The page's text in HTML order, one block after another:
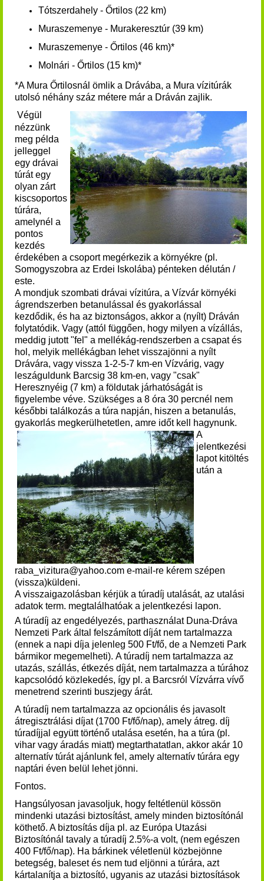
Tótszerdahely - Őrtilos (22 km)
Muraszemenye - Murakeresztúr (39 km)
Muraszemenye - Őrtilos (46 km)*
Molnári - Őrtilos (15 km)*
*A Mura Őrtilosnál ömlik a Drávába, a Mura vízitúrák
utolsó néhány száz métere már a Dráván zajlik.
Végül
nézzünk
meg példa
jelleggel
egy drávai
túrát egy
olyan zárt
kiscsoportos
túrára,
amelynél a
pontos
kezdés
érdekében a csoport megérkezik a környékre (pl.
Somogyszobra az Erdei Iskolába) pénteken délután /
este.
A mondjuk szombati drávai vízitúra, a Vízvár környéki
ágrendszerben betanulással és gyakorlással
kezdődik, és ha az biztonságos, akkor a (nyílt) Dráván
folytatódik. Vagy (attól függően, hogy milyen a vízállás,
meddig jutott "fel" a mellékág-rendszerben a csapat és
hol, melyik mellékágban lehet visszajönni a nyílt
Drávára, vagy vissza 1-2-5-7 km-en Vízvárig, vagy
leszáguldunk Barcsig 38 km-en, vagy "csak"
Heresznyéig (7 km) a földutak járhatóságát is
figyelembe véve. Szükséges a 8 óra 30 percnél nem
későbbi találkozás a túra napján, hiszen a betanulás,
gyakorlás megkerülhetetlen, amre időt kell hagynunk.
A
jelentkezési
lapot kitöltés
után a
raba_vizitura@yahoo.com e-mail-re kérem szépen
(vissza)küldeni.
A visszaigazolásban kérjük a túradíj utalását, az utalási
adatok term. megtalálhatóak a jelentkezési lapon.
A túradíj az engedélyezés, parthasználat Duna-Dráva
Nemzeti Park által felszámított díját nem tartalmazza
(ennek a napi díja jelenleg 500 Ft/fő, de a Nemzeti Park
bármikor megemelheti). A túradíj nem tartalmazza az
utazás, szállás, étkezés díját, nem tartalmazza a túrához
kapcsolódó közlekedés, így pl. a Barcsról Vízvárra vívő
menetrend szerinti buszjegy árát.
A túradíj nem tartalmazza az opcionális és javasolt
átregisztrálási díjat (1700 Ft/fő/nap), amely átreg. díj
túradíjjal együtt történő utalása esetén, ha a túra (pl.
vihar vagy áradás miatt) megtarthatatlan, akkor akár 10
alternatív túrát ajánlunk fel, amely alternatív túrára egy
naptári éven belül lehet jönni.
Fontos.
Hangsúlyosan javasoljuk, hogy feltétlenül kössön
mindenki utazási biztosítást, amely minden biztosítónál
köthető. A biztosítás díja pl. az Európa Utazási
Biztosítónál tavaly a túradíj 2.5%-a volt, (nem egészen
400 Ft/fő/nap). Ha bárkinek véletlenül közbejönne
betegség, baleset és nem tud eljönni a túrára, azt
kártalanítja a biztosító, ugyanis az utazási biztosítások